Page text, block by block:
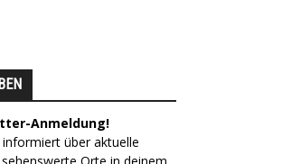
Anmeldung!
über aktuelle